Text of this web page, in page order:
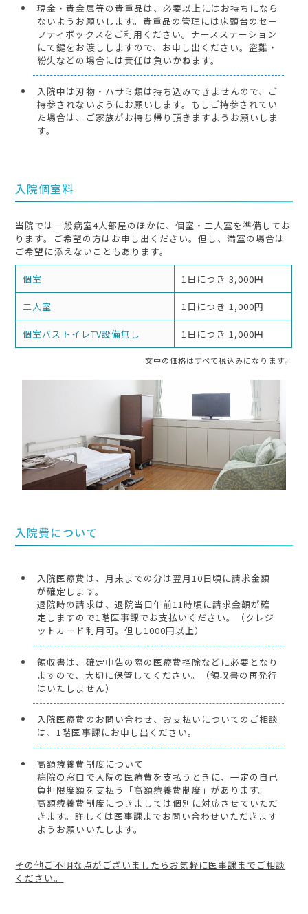
現金・貴金属等の貴重品は、必要以上にはお持ちになら
ないようお願いします。貴重品の管理には床頭台のセー
フティボックスをご利用ください。ナースステーション
にて鍵をお渡ししますので、お申し出ください。盗難・
紛失などの場合には責任は負いかねます。
入院中は刃物・ハサミ類は持ち込みできませんので、ご
持参されないようにお願いします。もしご持参されてい
た場合は、ご家族がお持ち帰り頂きますようお願いしま
す。
入院個室料
当院では一般病室4人部屋のほかに、個室・二人室を準備してお
ります。ご希望の方はお申し出ください。但し、満室の場合は
ご希望に添えないこともあります。
個室 1日につき 3,000円
二人室 1日につき 1,000円
個室バストイレTV設備無し 1日につき 1,000円
文中の価格はすべて税込みになります。
入院費について
入院医療費は、月末までの分は翌月10日頃に請求金額
が確定します。
退院時の請求は、退院当日午前11時頃に請求金額が確
定しますので1階医事課でお支払いください。（クレジ
ットカード利用可。但し1000円以上）
領収書は、確定申告の際の医療費控除などに必要となり
ますので、大切に保管してください。（領収書の再発行
はいたしません）
入院医療費のお問い合わせ、お支払いについてのご相談
は、1階医事課にお申し出ください。
高額療養費制度について
病院の窓口で入院の医療費を支払うときに、一定の自己
負担限度額を支払う「高額療養費制度」があります。
高額療養費制度につきましては個別に対応させていただ
きます。詳しくは医事課までお問い合わせいただきます
ようお願いいたします。
その他ご不明な点がございましたらお気軽に医事課までご相談
ください。